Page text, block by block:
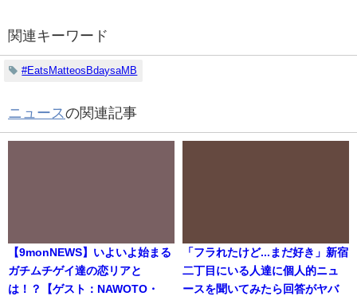
関連キーワード
#EatsMatteosBdaysaMB
ニュースの関連記事
【9monNEWS】いよいよ始まる
ガチムチゲイ達の恋リアと
は！？【ゲスト：NAWOTO・
「フラれたけど...まだ好き」新宿
二丁目にいる人達に個人的ニュ
ースを聞いてみたら回答がヤバ